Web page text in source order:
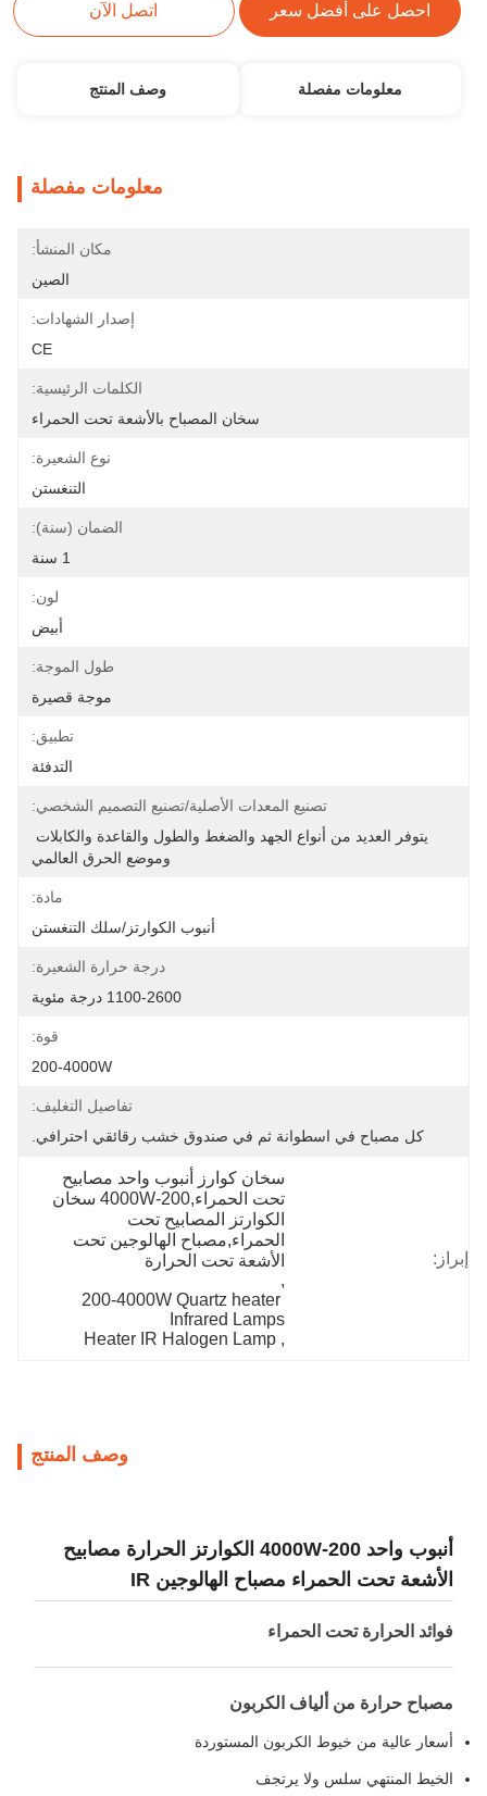
احصل على أفضل سعر اتصل الآن
معلومات مفصلة وصف المنتج
معلومات مفصلة
مكان المنشأ:
الصين
إصدار الشهادات:
CE
الكلمات الرئيسية:
سخان المصباح بالأشعة تحت الحمراء
نوع الشعيرة:
التنغستن
الضمان (سنة):
لون:
أبيض
طول الموجة:
موجة قصيرة
تطبيق:
التدفئة
تصنيع المعدات الأصلية/تصنيع التصميم الشخصي:
يتوفر العديد من أنواع الجهد والضغط والطول والقاعدة والكابلات
وموضع الحرق العالمي
مادة:
أنبوب الكوارتز/سلك التنغستن
درجة حرارة الشعيرة:
1100-2600 درجة مئوية
قوة:
200-4000W
تفاصيل التغليف:
كل مصباح في اسطوانة ثم في صندوق خشب رقائقي احترافي.
إبراز:
سخان كوارز أنبوب واحد مصابيح
تحت الحمراء,200-4000W سخان
الكوارتز المصابيح تحت
الحمراء,مصباح الهالوجين تحت
الأشعة تحت الحرارة
,
200-4000W Quartz heater
Infrared Lamps
,
Heater IR Halogen Lamp
وصف المنتج
أنبوب واحد 200-4000W الكوارتز الحرارة مصابيح
الأشعة تحت الحمراء مصباح الهالوجين IR
فوائد الحرارة تحت الحمراء
مصباح حرارة من ألياف الكربون
أسعار عالية من خيوط الكربون المستوردة
الخيط المنتهي سلس ولا يرتجف